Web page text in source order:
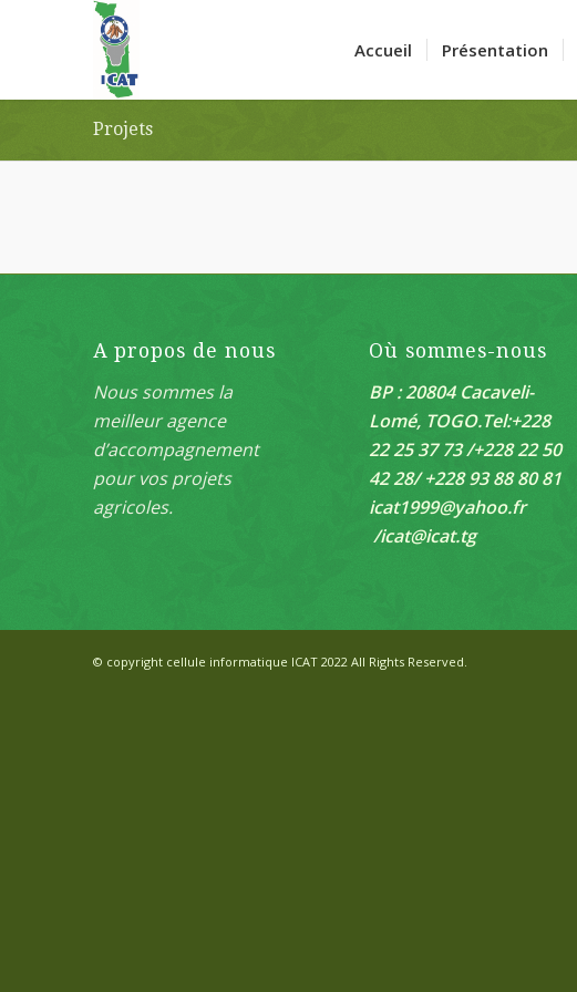
Accueil Présentation
Projets
A propos de nous
Nous sommes la
meilleur agence
d’accompagnement
pour vos projets
agricoles.
Où sommes-nous
BP : 20804 Cacaveli-
Lomé, TOGO.Tel:+228
22 25 37 73 /+228 22 50
42 28/ +228 93 88 80 81
icat1999@yahoo.fr
/icat@icat.tg
© copyright cellule informatique ICAT 2022 All Rights Reserved.